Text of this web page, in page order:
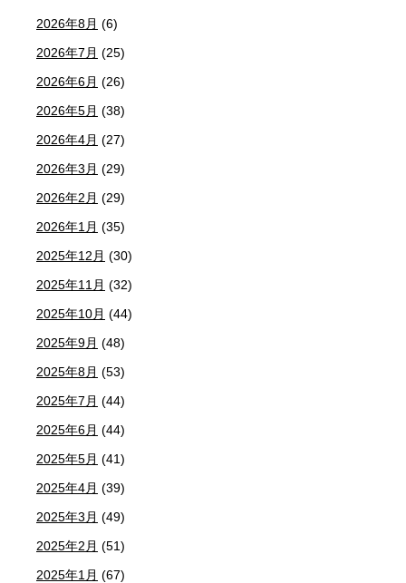
2026年8月 (6)
2026年7月 (25)
2026年6月 (26)
2026年5月 (38)
2026年4月 (27)
2026年3月 (29)
2026年2月 (29)
2026年1月 (35)
2025年12月 (30)
2025年11月 (32)
2025年10月 (44)
2025年9月 (48)
2025年8月 (53)
2025年7月 (44)
2025年6月 (44)
2025年5月 (41)
2025年4月 (39)
2025年3月 (49)
2025年2月 (51)
2025年1月 (67)